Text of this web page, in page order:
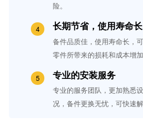
险。
长期节省，使用寿命长
备件品质佳，使用寿命长，
零件所带来的损耗和成本增加
专业的安装服务
专业的服务团队，更加熟悉
况，备件更换无忧，可快速解